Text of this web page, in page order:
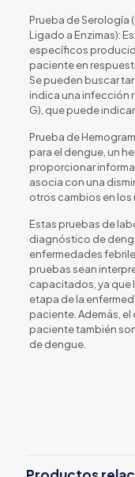
Prueba de Serología
Ligado a Enzimas):
específicos
paciente en
Se pueden buscar
indica una infección
G), que puede
Prueba de
para el dengue, un
proporcionar
asocia con una
otros cambios en los
Estas pruebas de
diagnóstico de
enfermedades
pruebas sean
capacitados, ya que
etapa de la
paciente. Además,
paciente también
de dengue.